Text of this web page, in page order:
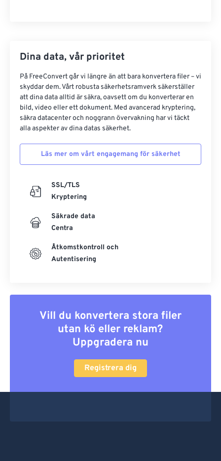
Dina data, vår prioritet
På FreeConvert går vi längre än att bara konvertera filer – vi
skyddar dem. Vårt robusta säkerhetsramverk säkerställer
att dina data alltid är säkra, oavsett om du konverterar en
bild, video eller ett dokument. Med avancerad kryptering,
säkra datacenter och noggrann övervakning har vi täckt
alla aspekter av dina datas säkerhet.
Läs mer om vårt engagemang för säkerhet
SSL/TLS
Kryptering
Säkrade data
Centra
Åtkomstkontroll och
Autentisering
Vill du konvertera stora filer
utan kö eller reklam?
Uppgradera nu
Registrera dig